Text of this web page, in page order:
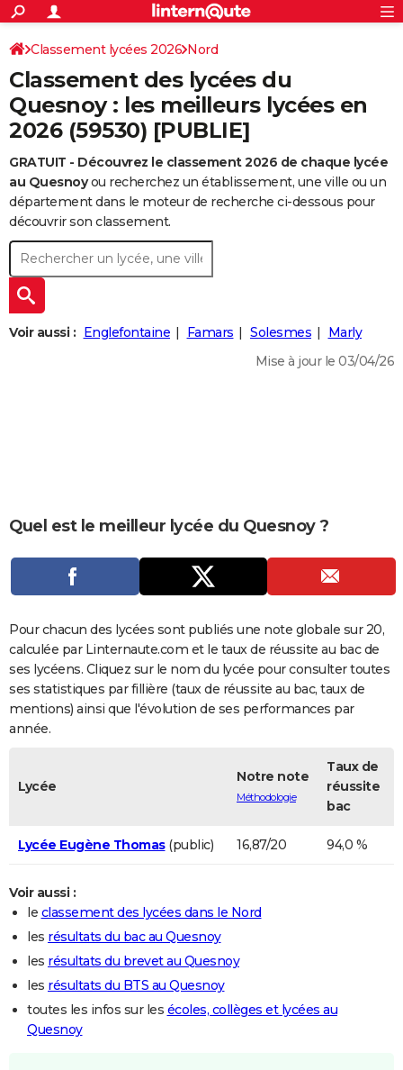
ACTUALITÉS
Politique
Société
Faits Divers
Education
Monde
Villes
+
SPORT
Coupe du monde 2026
Football
Tennis
Cyclisme
Rugby
Forum
Programme TV
TNT
Streaming
Cinéma
Sorties cinéma
Musique
+
FINANCE
Retraite
Impôts
Epargne
Immobilier
Risques naturels par ville
Banque
Assurance
Crédit
AUTO
Essais
Réserver un essai
Citadines
Berlines
SUV
Forum auto
+
HIGH-TECH
BRICOLAGE
Forum
Aménagement intérieur
Extérieur
Cuisine
Salle de bains
Jardinage
Rangement
+WEEK-END
Guides de France
Escapades
Patrimoine
Expositions
Musées
Week-end nature
+
LIFESTYLE
CARTE DE VOEUX
Carte de Noël
Carte Bonne année
Carte Saint-Valentin
Carte Pâques
Carte d'anniversaire
DICTIONNAIRE
COPAINS D'AVANT
S'inscrire
Se connecter
Lycées
Collèges
Primaires
Universités
Entreprises
Service militaire
Avis de recherche
AVIS DE DÉCÈS
FORUM
S'inscrire
Connexion
Classement lycées 2026 Nord
Classement des lycées du
Quesnoy : les meilleurs lycées en
2026 (59530) [PUBLIE]
GRATUIT - Découvrez le classement 2026 de chaque lycée
au Quesnoyou recherchez un établissement, une ville ou un
département dans le moteur de recherche ci-dessous pour
découvrir son classement.
Voir aussi : Englefontaine Famars Solesmes
Marly
Mise à jour le 03/04/26
Quel est le meilleur lycée du Quesnoy ?
Pour chacun des lycées sont publiés une note globale sur 20,
calculée par Linternaute.com et le taux de réussite au bac de
ses lycéens. Cliquez sur le nom du lycée pour consulter toutes
ses statistiques par fillière (taux de réussite au bac, taux de
mentions) ainsi que l'évolution de ses performances par
année.
Lycée
Notre note
Méthodologie
Taux de
réussite
bac
Lycée Eugène Thomas(public) 16,87/20 94,0 %
Voir aussi :
le classement des lycées dans le Nord
les résultats du bac au Quesnoy
les résultats du brevet au Quesnoy
les résultats du BTS au Quesnoy
toutes les infos sur les écoles, collèges et lycées au
Quesnoy